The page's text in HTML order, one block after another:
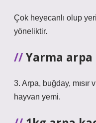
Çok heyecanlı olup
yöneliktir.
Yarma arpa
3. Arpa, buğday,
hayvan yemi.